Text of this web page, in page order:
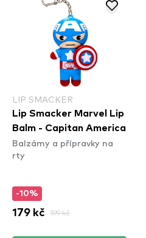
LIP SMACKER
Lip Smacker Marvel Lip
Balm - Capitan America
Balzámy a přípravky na
rty
-10%
179 kč 199 kč